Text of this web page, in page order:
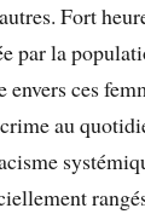
Fort
par la
envers ces
au